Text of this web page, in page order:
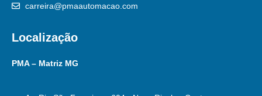
carreira@pmaautomacao.com
Localização
PMA – Matriz MG